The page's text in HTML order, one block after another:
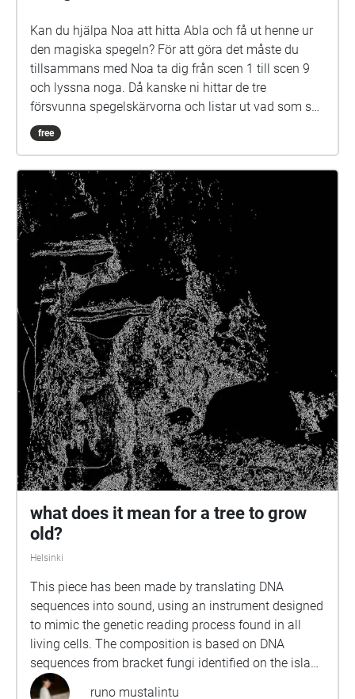
Kan du hjälpa Noa att hitta Abla och få ut henne ur
den magiska spegeln? För att göra det måste du
tillsammans med Noa ta dig från scen 1 till scen 9
och lyssna noga. Då kanske ni hittar de tre
försvunna spegelskärvorna och listar ut vad som ska
göras med dem. Det kan hända att fler försvunna
barn dyker upp i skärvorna. På skolgården kommer
här skolan för länge sen. Hon är virrig, men det lönar
sig att lyssna på henne. Siri och Selma kan du
däremot gärna akta dig för. Spegeln på skolgården-
äventyret är skrivet av Monica Vikström-Jokela. De
som gör rollerna är: Noa: Theo Zilliacus Siri: Rebecka
Mellgren Selma: Olivia Söderholm Abla: Beatrice
Holmström Frank: Samuel Bahne Märta: Saga
Sederholm Nalle: Oskar Pöysti Polisen: Stella Laine
Elna: Sue Lemström Elever på skolgården spelas av:
Livia Ahlström, Kajsa Degn, Bon Järf, Luna Lukka,
Salma Sarkola, Amie Sidibeh och Norah Thottungal.
Vi andra som har jobbat med äventyret är: Barbro
Ahlstedt, Clas Christiansen, Jessica Edén, Sofie
Gammals, Anne Hämäläinen, Timo Hietala, Niko
Ingman, Anna-Maija Kalén, Marina Meinander och
Are Nikkinen. Äventyret är gjort av Svenska Yle
drama. Vi hoppas att du ska ha en rolig och
spännande stund på din skolgård!
free
what does it mean for a tree to grow
old?
Helsinki
This piece has been made by translating DNA
sequences into sound, using an instrument designed
to mimic the genetic reading process found in all
living cells. The composition is based on DNA
sequences from bracket fungi identified on the island
of Kuusiluoto through fieldwork and observations
runo mustalintu